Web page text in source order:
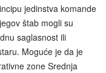
jedinstva komande
štab mogli su
saglasnost ili
Moguće je da je
zone Srednja